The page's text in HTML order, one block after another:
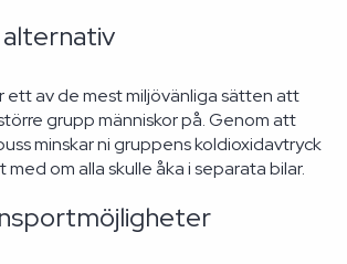
ett av de mest miljövänliga sätten att
grupp människor på. Genom att
minskar ni gruppens koldioxidavtryck
om alla skulle åka i separata bilar.